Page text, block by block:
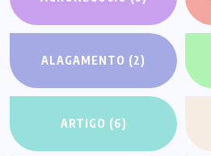
ALAGAMENTO (2)
ARTIGO (6)